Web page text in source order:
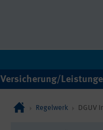
Versicherung/
Regelwerk DGUV